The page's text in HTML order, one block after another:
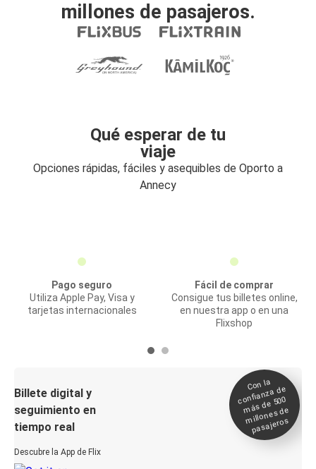
millones de pasajeros.
Qué esperar de tu
viaje
Opciones rápidas, fáciles y asequibles de Oporto a
Annecy
Pago seguro
Utiliza Apple Pay, Visa y
tarjetas internacionales
Fácil de comprar
Consigue tus billetes online,
en nuestra app o en una
Flixshop
Billete digital y
seguimiento en
tiempo real
Descubre la App de Flix
Con la
confianza de
más de 500
millones de
pasajeros